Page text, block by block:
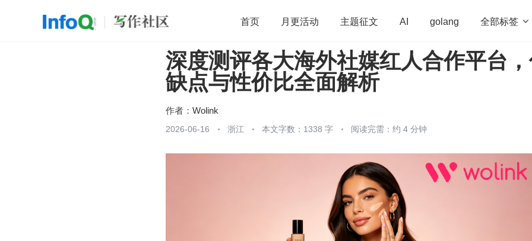
首页 月更活动 主题征文 AI golang 全部标签 
开源 架构 OpenHarmony 算法 学习方法 Web3.0 高
团队管理 程序员 运维 深度思考
深度测评各大海外社媒红人合作平台
缺点与性价比全面解析
作者： Wolink
2026-06-16 浙江 本文字数：1338 字 阅读完需：约 4 分钟